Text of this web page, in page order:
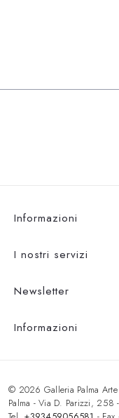
Informazioni
I nostri servizi
Newsletter
Informazioni
© 2026 Galleria Palma
Palma - Via D. Parizzi, 258